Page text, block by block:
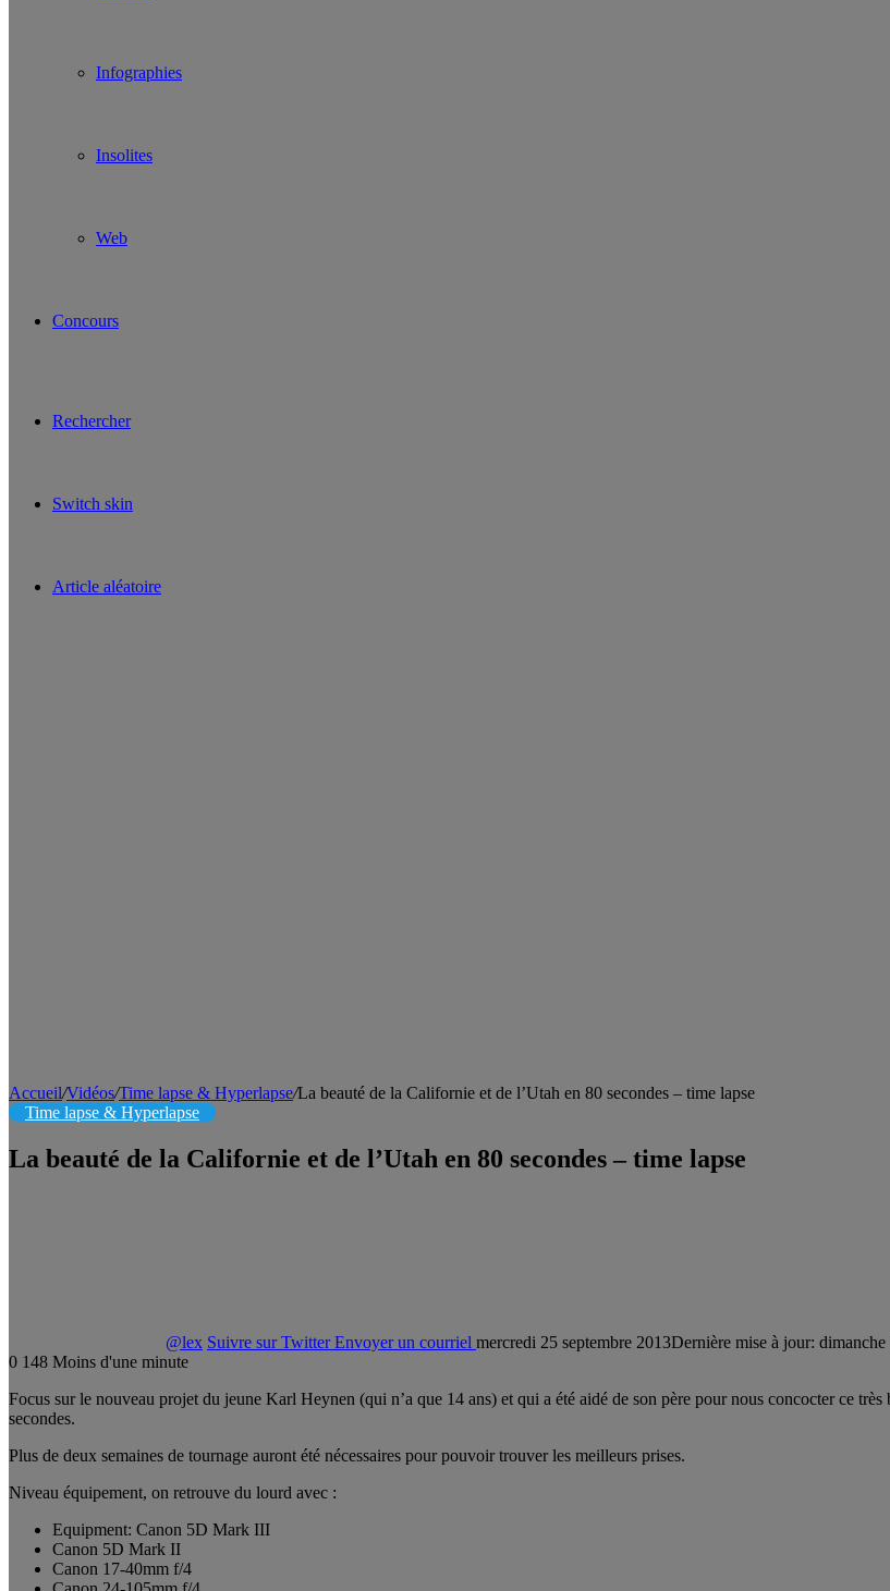
Infographies
Insolites
Web
Concours
Rechercher
Switch skin
Article aléatoire
Accueil/Vidéos/Time lapse & Hyperlapse/La beauté de la Californie et de l’Utah en 80 secondes – time lapse
Time lapse & Hyperlapse
La beauté de la Californie et de l’Utah en 80 secondes – time lapse
@lex Suivre sur Twitter Envoyer un courriel mercredi 25 septembre 2013Dernière mise à jour:
0 148 Moins d'une minute
Focus sur le nouveau projet du jeune Karl Heynen (qui n’a que 14 ans) et qui a été aidé de son père pour nous concocter ce
secondes.
Plus de deux semaines de tournage auront été nécessaires pour pouvoir trouver les meilleurs prises.
Niveau équipement, on retrouve du lourd avec :
Equipment: Canon 5D Mark III
Canon 5D Mark II
Canon 17-40mm f/4